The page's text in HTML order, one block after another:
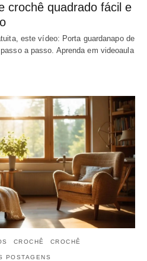
crochê quadrado fácil e
este vídeo: Porta guardanapo de
a passo. Aprenda em videoaula
CROCHÊ CROCHÊ
POSTAGENS